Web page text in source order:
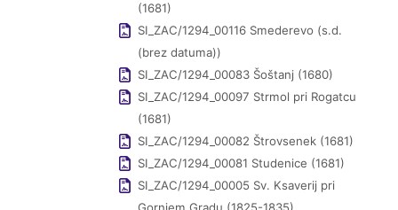
(1681)
SI_ZAC/1294_00116 Smederevo (s.d.
(brez datuma))
SI_ZAC/1294_00083 Šoštanj (1680)
SI_ZAC/1294_00097 Strmol pri Rogatcu
(1681)
SI_ZAC/1294_00082 Štrovsenek (1681)
SI_ZAC/1294_00081 Studenice (1681)
SI_ZAC/1294_00005 Sv. Ksaverij pri